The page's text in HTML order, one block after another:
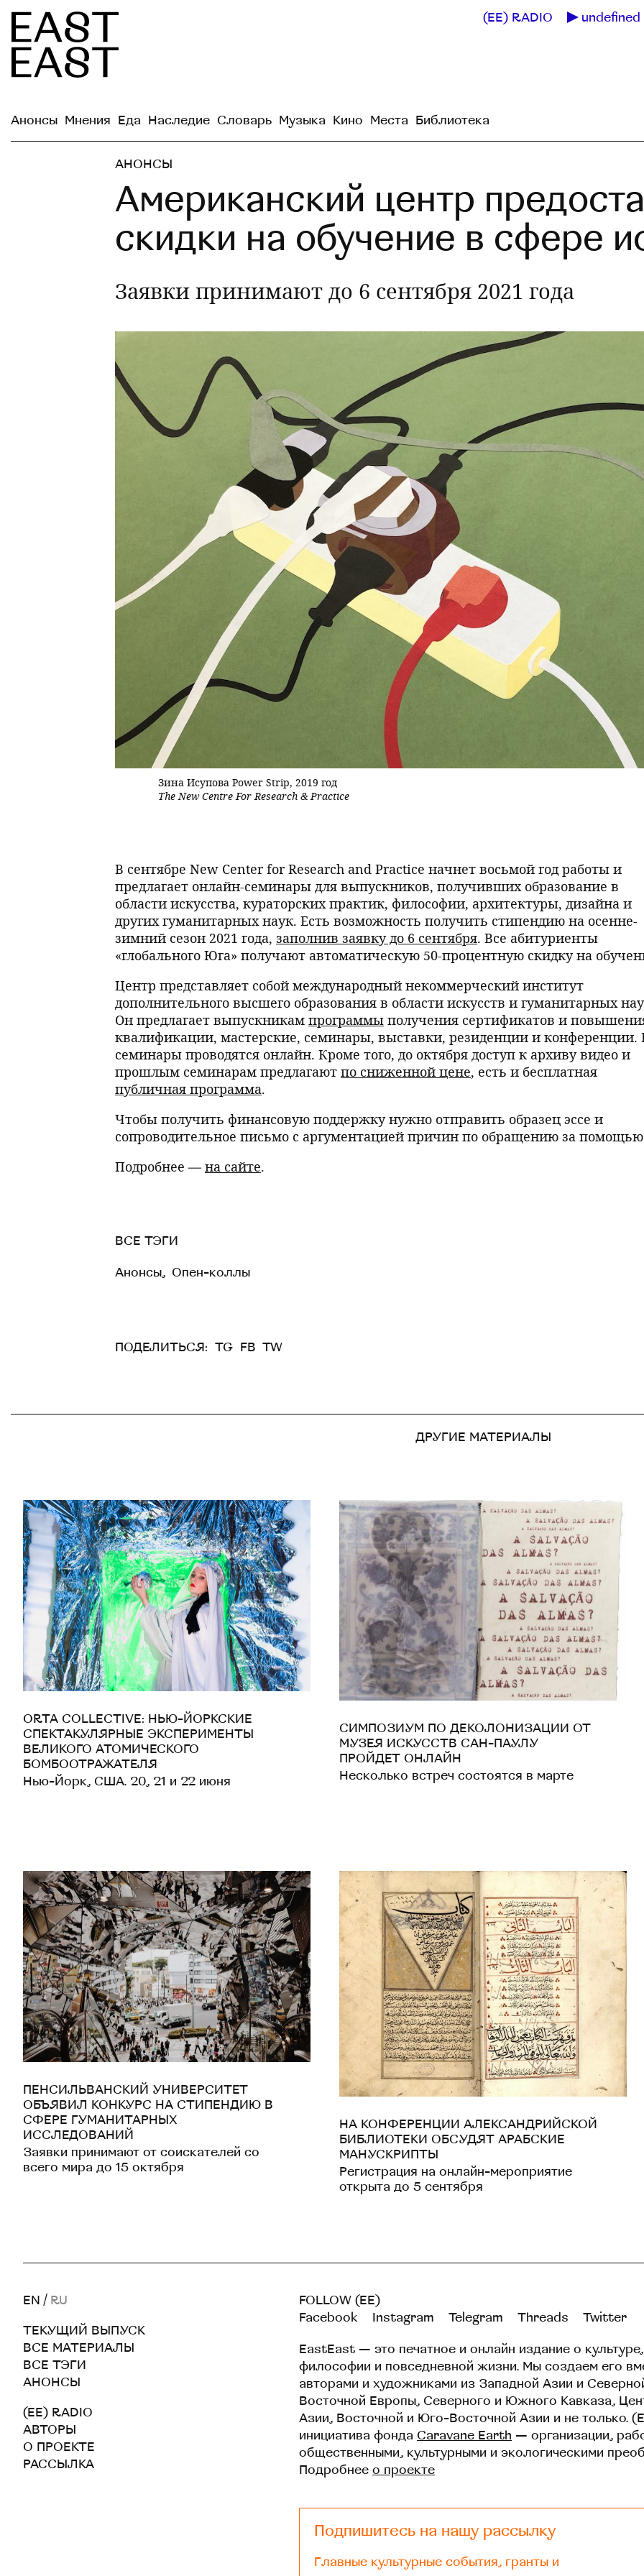
(EE) RADIO
Анонсы Мнения Еда Наследие Словарь Музыка Кино Места Библиотека
АНОНСЫ
Американский центр
скидки на обучение в сфере
Заявки принимают до 6 сентября 2021 года
Зина Исупова Power Strip, 2019 год
The New Centre For Research & Practice
В сентябре New Center for Research and Practice начнет восьмой год работы и
предлагает онлайн-семинары для выпускников, получивших образование в
области искусства, кураторских практик, философии, архитектуры, дизайна и
других гуманитарных наук. Есть возможность получить стипендию на осенне-
зимний сезон 2021 года, заполнив заявку до 6 сентября. Все абитуриенты
«глобального Юга» получают автоматическую 50-процентную скидку на
Центр представляет собой международный некоммерческий институт
дополнительного высшего образования в области искусств и гуманитарных
Он предлагает выпускникам программы получения сертификатов и
квалификации, мастерские, семинары, выставки, резиденции и конференции.
семинары проводятся онлайн. Кроме того, до октября доступ к архиву видео и
прошлым семинарам предлагают по сниженной цене, есть и бесплатная
публичная программа.
Чтобы получить финансовую поддержку нужно отправить образец эссе и
сопроводительное письмо с аргументацией причин по обращению за
Подробнее — на сайте.
ВСЕ ТЭГИ
Анонсы, Опен-коллы
ПОДЕЛИТЬСЯ: TG FB TW
ДРУГИЕ МАТЕРИАЛЫ
ORTA COLLECTIVE: НЬЮ-ЙОРКСКИЕ
СПЕКТАКУЛЯРНЫЕ ЭКСПЕРИМЕНТЫ
ВЕЛИКОГО АТОМИЧЕСКОГО
БОМБООТРАЖАТЕЛЯ
Нью-Йорк, США. 20, 21 и 22 июня
СИМПОЗИУМ ПО ДЕКОЛОНИЗАЦИИ ОТ
МУЗЕЯ ИСКУССТВ САН-ПАУЛУ
ПРОЙДЕТ ОНЛАЙН
Несколько встреч состоятся в марте
ПЕНСИЛЬВАНСКИЙ УНИВЕРСИТЕТ
ОБЪЯВИЛ КОНКУРС НА СТИПЕНДИЮ В
СФЕРЕ ГУМАНИТАРНЫХ
ИССЛЕДОВАНИЙ
Заявки принимают от соискателей со
всего мира до 15 октября
НА КОНФЕРЕНЦИИ АЛЕКСАНДРИЙСКОЙ
БИБЛИОТЕКИ ОБСУДЯТ АРАБСКИЕ
МАНУСКРИПТЫ
Регистрация на онлайн-мероприятие
открыта до 5 сентября
EN / RU
ТЕКУЩИЙ ВЫПУСК
ВСЕ МАТЕРИАЛЫ
ВСЕ ТЭГИ
АНОНСЫ
(EE) RADIO
АВТОРЫ
О ПРОЕКТЕ
РАССЫЛКА
FOLLOW (EE)
Facebook
Instagram Telegram Threads Twitter
EastEast — это печатное и онлайн издание о
философии и повседневной жизни. Мы создаем его
авторами и художниками из Западной Азии и
Восточной Европы, Северного и Южного Кавказа,
Азии, Восточной и Юго-Восточной Азии и не только.
инициатива фонда Caravane Earth — организации,
общественными, культурными и экологическими
Подробнее о проекте
Подпишитесь на нашу рассылку
Главные культурные события, гранты и